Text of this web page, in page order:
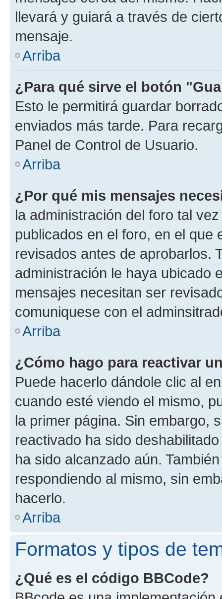
llevará y guiará a través de
mensaje.
Arriba
¿Para qué sirve el botón
Esto le permitirá guardar
enviados más tarde. Para
Panel de Control de Usuario.
Arriba
¿Por qué mis mensajes
la administración del foro tal
publicados en el foro, en el
revisados antes de aprobarlos.
administración le haya ubicado
mensajes necesitan ser
comuniquese con el
Arriba
¿Cómo hago para reactivar
Puede hacerlo dándole clic al
cuando esté viendo el mismo,
la primer página. Sin embargo,
reactivado ha sido
ha sido alcanzado aún.
respondiendo al mismo, sin
hacerlo.
Arriba
Formatos y tipos de
¿Qué es el código BBCode?